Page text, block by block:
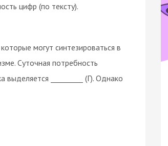
цифр (по тексту).
могут синтезироваться в
Суточная потребность
выделяется _________ (Г). Однако